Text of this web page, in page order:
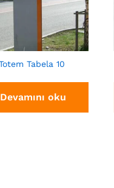
Tabela 10
Devamını oku